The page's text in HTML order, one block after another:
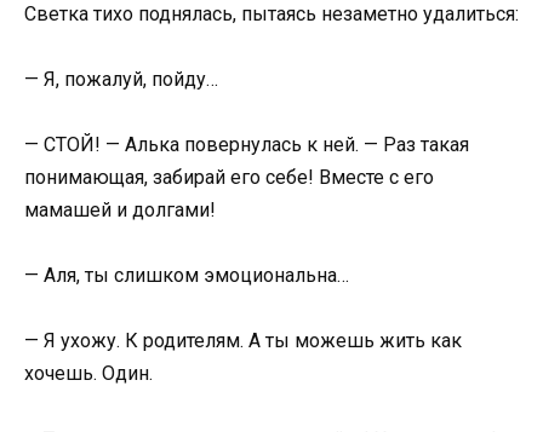
Светка тихо поднялась, пытаясь незаметно удалиться:
— Я, пожалуй, пойду…
— СТОЙ! — Алька повернулась к ней. — Раз такая
понимающая, забирай его себе! Вместе с его
мамашей и долгами!
— Аля, ты слишком эмоциональна…
— Я ухожу. К родителям. А ты можешь жить как
хочешь. Один.